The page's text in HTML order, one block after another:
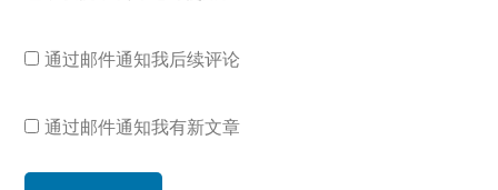
通过邮件通知我后续评论
通过邮件通知我有新文章